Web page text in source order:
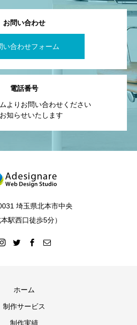
お問い合わせ
い合わせフォーム
電話番号
よりお問い合わせください
知らせいたします
埼玉県北本市中央
本駅西口徒歩5分）
ホーム
制作サービス
制作実績